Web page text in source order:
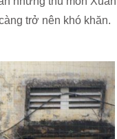
trở nên khó khăn.